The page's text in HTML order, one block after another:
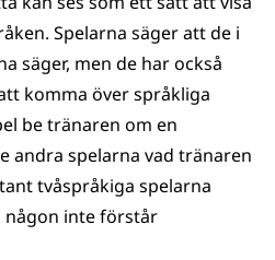
Spelarna säger att de i
säger, men de har också
komma över språkliga
be tränaren om en
andra spelarna vad tränaren
tvåspråkiga spelarna
inte förstår